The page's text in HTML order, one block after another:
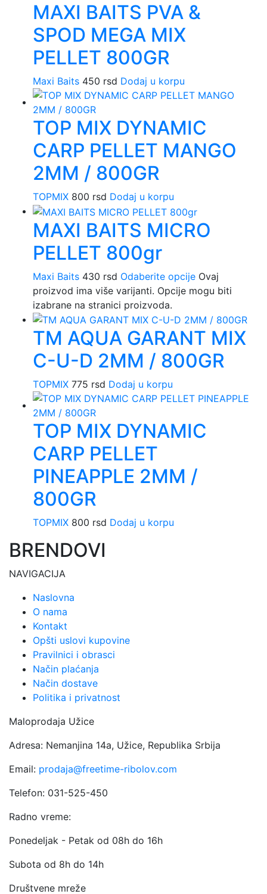
MAXI BAITS PVA &
SPOD MEGA MIX
PELLET 800GR
Maxi Baits 450 rsd Dodaj u korpu
TOP MIX DYNAMIC
CARP PELLET MANGO
2MM / 800GR
TOPMIX 800 rsd Dodaj u korpu
MAXI BAITS MICRO
PELLET 800gr
Maxi Baits 430 rsd Odaberite opcije Ovaj
proizvod ima više varijanti. Opcije mogu biti
izabrane na stranici proizvoda.
TM AQUA GARANT MIX
C-U-D 2MM / 800GR
TOPMIX 775 rsd Dodaj u korpu
TOP MIX DYNAMIC
CARP PELLET
PINEAPPLE 2MM /
800GR
TOPMIX 800 rsd Dodaj u korpu
BRENDOVI
NAVIGACIJA
Naslovna
O nama
Kontakt
Opšti uslovi kupovine
Pravilnici i obrasci
Način plaćanja
Način dostave
Politika i privatnost
Maloprodaja Užice
Adresa: Nemanjina 14a, Užice, Republika Srbija
Email: prodaja@freetime-ribolov.com
Telefon: 031-525-450
Radno vreme:
Ponedeljak - Petak od 08h do 16h
Subota od 8h do 14h
Društvene mreže